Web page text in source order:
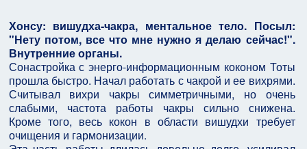
Хонсу: вишудха-чакра, ментальное тело. Посыл:
"Нету потом, все что мне нужно я делаю сейчас!".
Внутренние органы.
Сонастройка с энерго-информационным коконом Тоты
прошла быстро. Начал работать с чакрой и ее вихрями.
Считывал вихри чакры симметричными, но очень
слабыми, частота работы чакры сильно снижена.
Кроме того, весь кокон в области вишудхи требует
очищения и гармонизации.